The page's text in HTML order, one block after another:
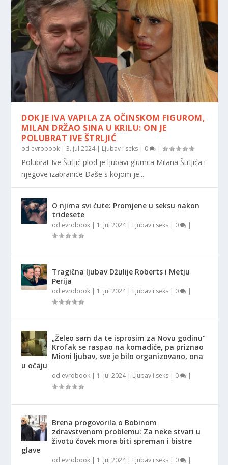
DOK JE IVA VAPILA ZA OČINSKOM FIGUROM,
MILAN DRŽAO SINA U KRILU: ON JE
POLUBRAT IVE ŠTRLJIĆ
od evrobook |3. jul 2024| Ljubav i seks | 0 |
Polubrat Ive Štrljić plod je ljubavi glumca Milana Štrljića i
njegove izabranice Daše s kojom je...
O njima svi ćute: Promjene u seksu nakon
tridesete
od evrobook | 1. jul 2024| Ljubav i seks | 0 |
Tragična ljubav Džulije Roberts i Metju
Perija
od evrobook | 1. jul 2024| Ljubav i seks | 0 |
„Želeo sam da te isprosim za Novu godinu“
Krofak se raspao na komadiće, pa priznao
Mioni ljubav, sve je bilo organizovano, ona
u očaju
od evrobook | 1. jul 2024| Ljubav i seks | 0 |
Brena progovorila o Bobinom
zdravstvenom problemu: Za neke stvari u
životu čovek mora biti spreman i bistre
glave
od evrobook | 1. jul 2024| Ljubav i seks | 0 |